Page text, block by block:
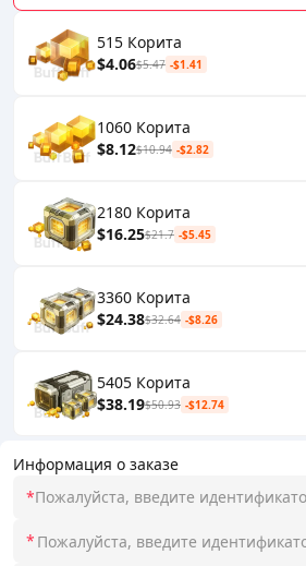
Информация о заказе
*Пожалуйста, введите
*
515 Корита
$4.06$5.47 -$1.41
1060 Корита
$8.12$10.94 -$2.82
2180 Корита
$16.25$21.7 -$5.45
3360 Корита
$24.38$32.64 -$8.26
5405 Корита
$38.19$50.93 -$12.74